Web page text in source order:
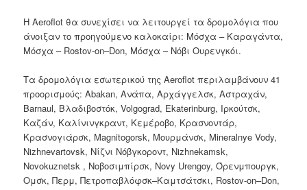
Η Aeroflot θα συνεχίσει να λειτουργεί τα δρομολόγιαπου
άνοιξαν το προηγούμενο καλοκαίρι: Μόσχα – Καραγάντα,
Μόσχα – Rostov-on–Don, Μόσχα – Νόβι Ουρενγκόι.
Τα δρομολόγια εσωτερικού της Aeroflot περιλαμβάνουν41
προορισμούς:Abakan,Ανάπα,Αρχάγγελσκ,Αστραχάν,
Barnaul, Βλαδιβοστόκ,Volgograd, Ekaterinburg, Ιρκούτσκ,
Καζάν, Καλίνινγκραντ, Κεμέροβο, Κρασνοντάρ,
Κρασνογιάρσκ, Magnitogorsk, Μουρμάνσκ, Mineralnye Vody,
Nizhnevartovsk, Νίζνι Νόβγκοροντ, Nizhnekamsk,
Novokuznetsk , Νοβοσιμπίρσκ, Novy Urengoy,Όρενμπουργκ,
Ομσκ,Περμ,Πετροπαβλόφσκ–Καμτσάτσκι, Rostov-on–Don,